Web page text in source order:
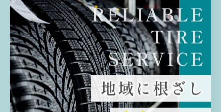
介や、季節ごとのおすすめタイヤの紹介な
ど、幅広いトピックをお届けしています。選
び方やタイヤの交換時期の目安、メンテナン
ス方法なども詳しく解説しています。プロの
視点からのアドバイスやお得な情報も満載で
す。